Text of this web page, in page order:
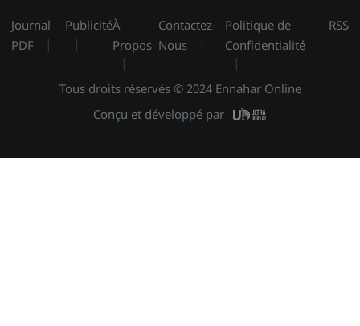
Journal
PDF
PublicitéÀ
Propos
Contactez-
Nous
Politique de
Confidentialité
RSS
Tous droits réservés © 2024 Ennahar Online
Conçu et développé par